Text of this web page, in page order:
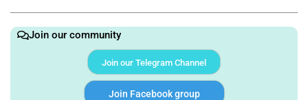
Join our community
Join our Telegram Channel
Join Facebook group